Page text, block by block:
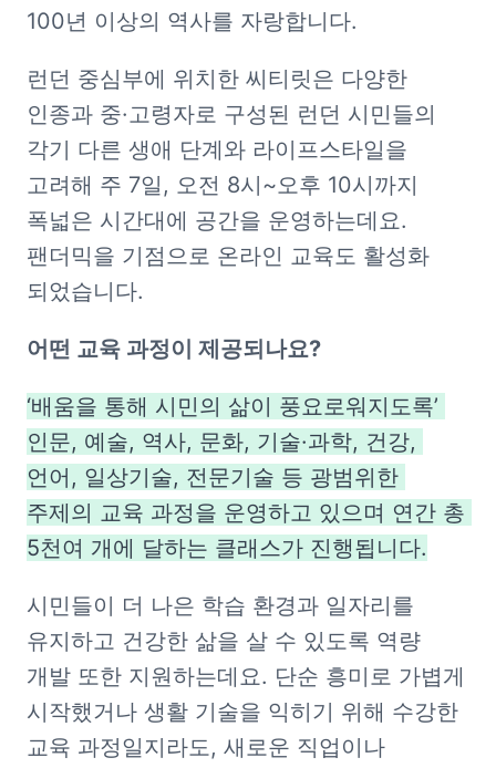
100년 이상의 역사를 자랑합니다.
런던 중심부에 위치한 씨티릿은 다양한
인종과 중·고령자로 구성된 런던 시민들의
각기 다른 생애 단계와 라이프스타일을
고려해 주 7일, 오전 8시~오후 10시까지
폭넓은 시간대에 공간을 운영하는데요.
팬더믹을 기점으로 온라인 교육도 활성화
되었습니다.
어떤 교육 과정이 제공되나요?
‘배움을 통해 시민의 삶이 풍요로워지도록’
인문, 예술, 역사, 문화, 기술·과학, 건강,
언어, 일상기술, 전문기술 등 광범위한
주제의 교육 과정을 운영하고 있으며 연간 총
5천여 개에 달하는 클래스가 진행됩니다.
시민들이 더 나은 학습 환경과 일자리를
유지하고 건강한 삶을 살 수 있도록 역량
개발 또한 지원하는데요. 단순 흥미로 가볍게
시작했거나 생활 기술을 익히기 위해 수강한
교육 과정일지라도, 새로운 직업이나